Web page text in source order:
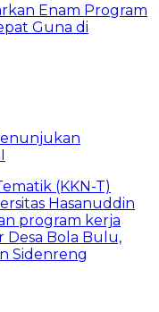
Enam Program
Guna di